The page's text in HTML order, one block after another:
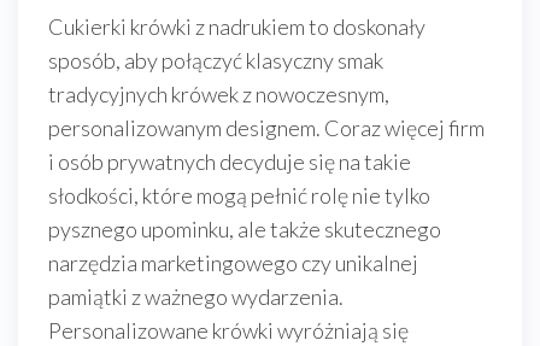
Cukierki krówki z nadrukiem to doskonały
sposób, aby połączyć klasyczny smak
tradycyjnych krówek z nowoczesnym,
personalizowanym designem. Coraz więcej firm
i osób prywatnych decyduje się na takie
słodkości, które mogą pełnić rolę nie tylko
pysznego upominku, ale także skutecznego
narzędzia marketingowego czy unikalnej
pamiątki z ważnego wydarzenia.
Personalizowane krówki wyróżniają się